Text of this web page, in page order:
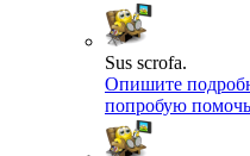
Sus scrofa.
Опишите
попробую